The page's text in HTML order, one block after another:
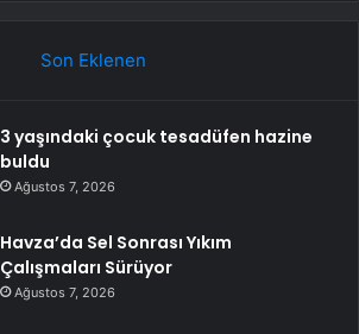
Son Eklenen
3 yaşındaki çocuk tesadüfen hazine
buldu
Ağustos 7, 2026
Havza’da Sel Sonrası Yıkım
Çalışmaları Sürüyor
Ağustos 7, 2026